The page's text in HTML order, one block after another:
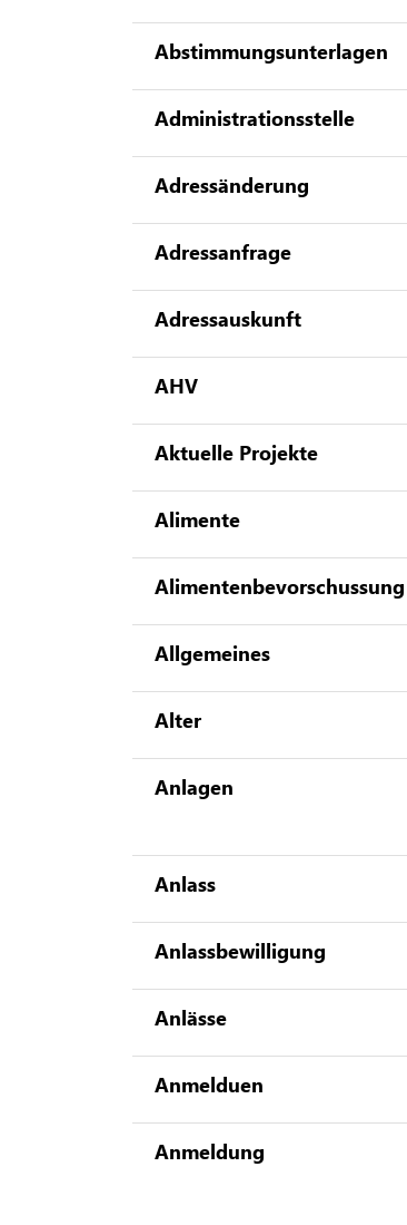
Abstimmungsunterlagen
Administrationsstelle
Adressänderung
Adressanfrage
Adressauskunft
AHV
Aktuelle Projekte
Alimente
Alimentenbevorschussung
Allgemeines
Alter
Anlagen
Anlass
Anlassbewilligung
Anlässe
Anmelduen
Anmeldung